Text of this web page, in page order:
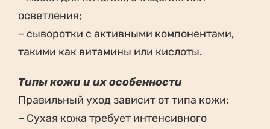
осветления;
– сыворотки с активными компонентами,
такими как витамины или кислоты.
Типы кожи и их особенности
Правильный уход зависит от типа кожи:
– Сухая кожа требует интенсивного